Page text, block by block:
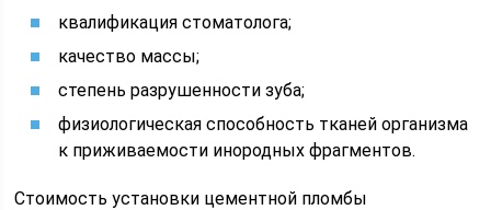
квалификация стоматолога;
качество массы;
степень разрушенности зуба;
физиологическая способность тканей организма
к приживаемости инородных фрагментов.
Стоимость установки цементной пломбы